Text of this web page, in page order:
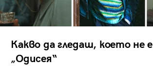
Какво да гледаш, което не е
„Одисея“